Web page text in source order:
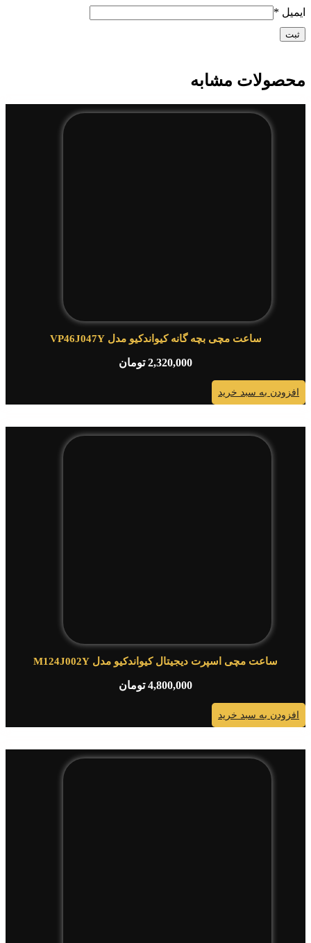
ایمیل *
محصولات مشابه
ساعت مچی بچه گانه کیواندکیو مدل VP46J047Y
2,320,000 تومان
افزودن به سبد خرید
ساعت مچی اسپرت دیجیتال کیواندکیو مدل M124J002Y
4,800,000 تومان
افزودن به سبد خرید